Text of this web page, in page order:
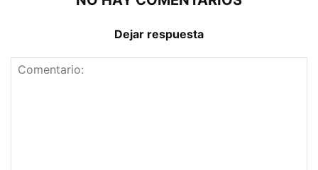
Dejar respuesta